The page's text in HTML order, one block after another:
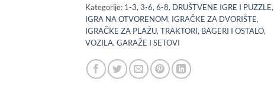
Kategorije: 1-3,3-6,6-8, DRUŠTVENE IGRE I PUZZLE,
IGRA NA OTVORENOM, IGRAČKE ZA DVORIŠTE,
IGRAČKE ZA PLAŽU,TRAKTORI, BAGERI I OSTALO,
VOZILA, GARAŽE I SETOVI